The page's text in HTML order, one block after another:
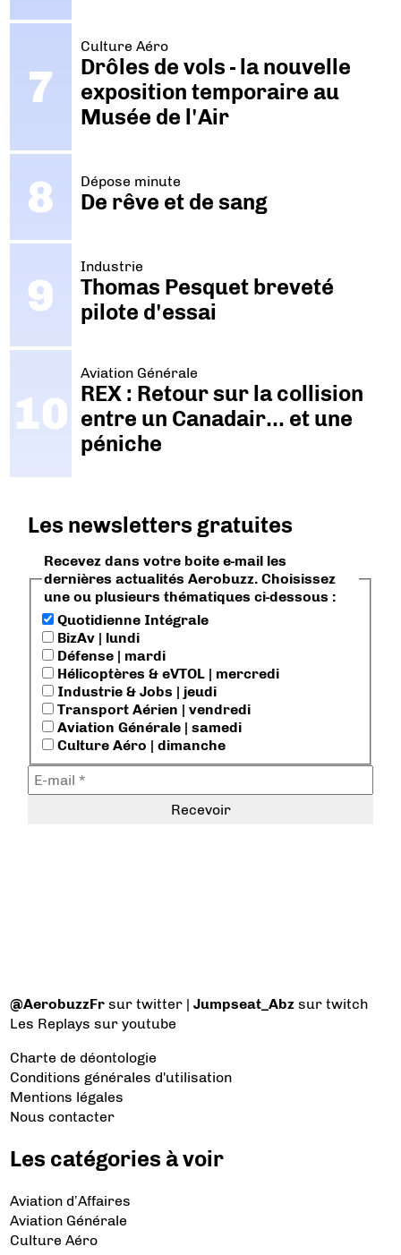
Culture Aéro
Drôles de vols - la nouvelle
exposition temporaire au
Musée de l'Air
Dépose minute
De rêve et de sang
Industrie
Thomas Pesquet breveté
pilote d'essai
Aviation Générale
REX : Retour sur la collision
entre un Canadair… et une
péniche
Les newsletters gratuites
Recevez dans votre boite e-mail les
dernières actualités Aerobuzz. Choisissez
une ou plusieurs thématiques ci-dessous :
Quotidienne Intégrale
BizAv | lundi
Défense | mardi
Hélicoptères & eVTOL | mercredi
Industrie & Jobs | jeudi
Transport Aérien | vendredi
Aviation Générale | samedi
Culture Aéro | dimanche
@AerobuzzFr sur twitter |Jumpseat_Abz sur twitch
Les Replays sur youtube
Charte de déontologie
Conditions générales d'utilisation
Mentions légales
Nous contacter
Les catégories à voir
Aviation d’Affaires
Aviation Générale
Culture Aéro